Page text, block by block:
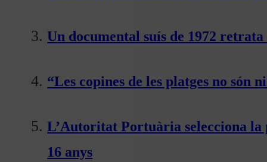
Un documental suís de 1972
“Les copines de les platges no
L’Autoritat Portuària selecciona
16 anys